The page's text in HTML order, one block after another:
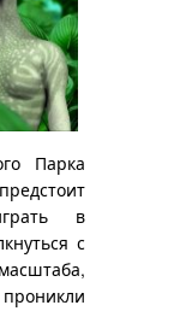
Парка
в
с